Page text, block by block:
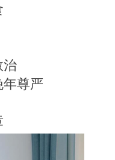
治
尊严